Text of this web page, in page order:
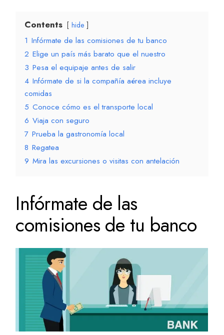
Contents hide
1 Infórmate de las comisiones de tu banco
2 Elige un país más barato que el nuestro
3 Pesa el equipaje antes de salir
4 Infórmate de si la compañía aérea incluye
comidas
5 Conoce cómo es el transporte local
6 Viaja con seguro
7 Prueba la gastronomía local
8 Regatea
9 Mira las excursiones o visitas con antelación
Infórmate de las
comisiones de tu banco